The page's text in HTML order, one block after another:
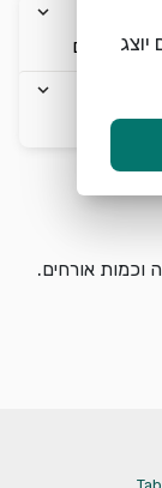
keyboard_arrow_down
2 אורחים
keyboard_arrow_down